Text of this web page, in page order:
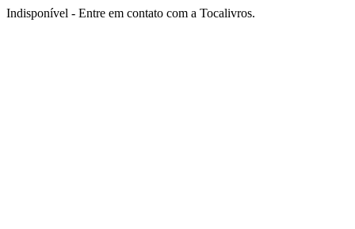
Indisponível - Entre em contato com a Tocalivros.